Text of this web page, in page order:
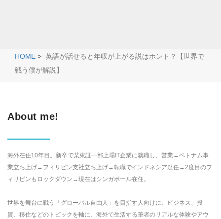
HOME > 英語が話せると年収が上がる説はホント？【世界で
戦う僕が解説】
About me!
海外在住10年目。新卒で某東証一部上場IT企業に就職し、営業→ベトナム事
業立ち上げ→フィリピン支社立ち上げ→転職でインドネシア赴任→2度目のフ
ィリピンもロックダウン→現在はシンガポール在住。
世界を舞台に戦う「グローバル自由人」を目指す人向けに、ビジネス、投
資、移住などのトピックを軸に、海外で生活する筆者のリアルな体験やアウ